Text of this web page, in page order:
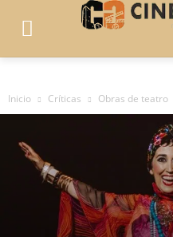
Inicio Críticas Obras de teatro